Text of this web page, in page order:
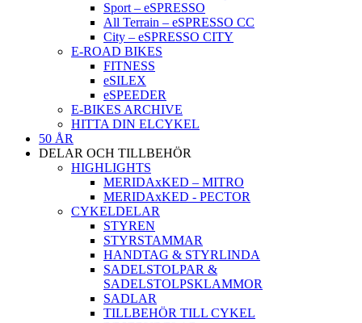
Sport – eSPRESSO
All Terrain – eSPRESSO CC
City – eSPRESSO CITY
E-ROAD BIKES
FITNESS
eSILEX
eSPEEDER
E-BIKES ARCHIVE
HITTA DIN ELCYKEL
50 ÅR
DELAR OCH TILLBEHÖR
HIGHLIGHTS
MERIDAxKED – MITRO
MERIDAxKED - PECTOR
CYKELDELAR
STYREN
STYRSTAMMAR
HANDTAG & STYRLINDA
SADELSTOLPAR &
SADELSTOLPSKLAMMOR
SADLAR
TILLBEHÖR TILL CYKEL